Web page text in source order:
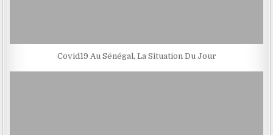
Covid19 Au Sénégal, La Situation Du Jour